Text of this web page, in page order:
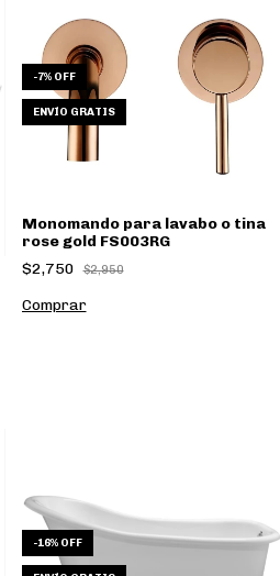
-7% OFF
ENVÍO GRATIS
Monomando para lavabo o tina
rose gold FS003RG
$2,750
$2,950
-16% OFF